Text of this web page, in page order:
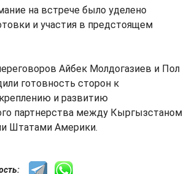
на встрече было уделено
и участия в предстоящем
Айбек Молдогазиев и Пол
готовность сторон к
и развитию
партнерства между Кыргызстаном
Штатами Америки.